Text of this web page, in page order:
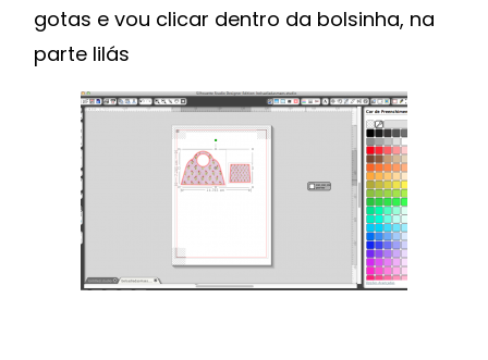
gotas e vou clicar dentro da bolsinha, na
parte lilás